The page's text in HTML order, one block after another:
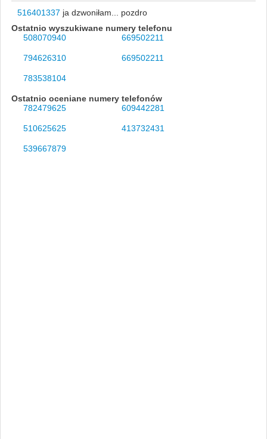
516401337 ja dzwoniłam... pozdro
Ostatnio wyszukiwane numery telefonu
508070940
669502211
794626310 669502211
783538104
Ostatnio oceniane numery telefonów
782479625
609442281
510625625 413732431
539667879